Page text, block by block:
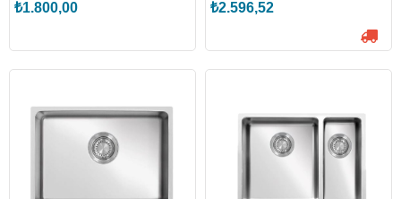
₺1.800,00 ₺2.596,52